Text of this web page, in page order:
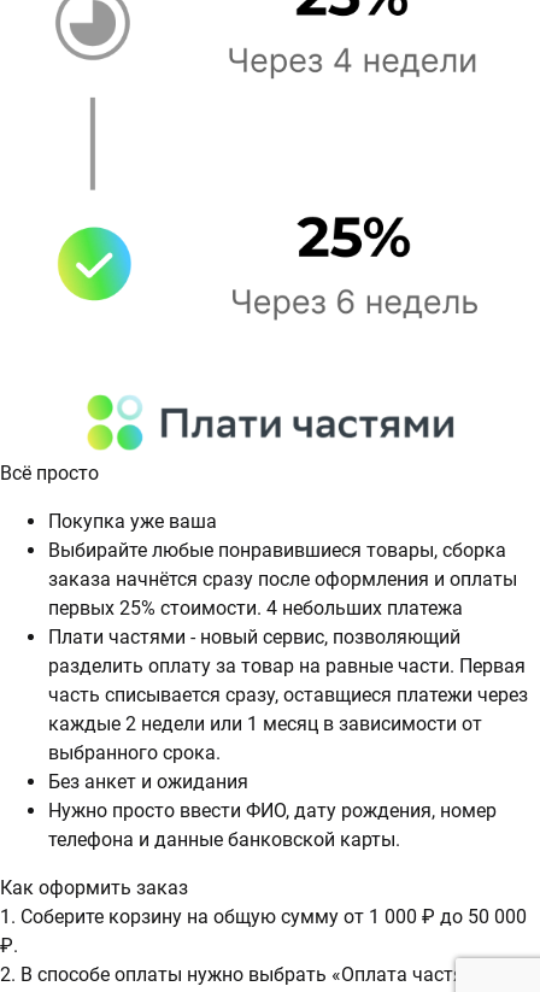
Всё просто
Покупка уже ваша
Выбирайте любые понравившиеся товары, сборка
заказа начнётся сразу после оформления и оплаты
первых 25% стоимости. 4 небольших платежа
Плати частями - новый сервис, позволяющий
разделить оплату за товар на равные части. Первая
часть списывается сразу, оставщиеся платежи через
каждые 2 недели или 1 месяц в зависимости от
выбранного срока.
Без анкет и ожидания
Нужно просто ввести ФИО, дату рождения, номер
телефона и данные банковской карты.
Как оформить заказ
1. Соберите корзину на общую сумму от 1 000 ₽ до 50 000
₽.
2. В способе оплаты нужно выбрать «Оплата частями».